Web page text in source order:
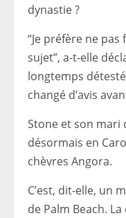
dynastie ?
“Je préfère ne
sujet”, a-t-elle
longtemps
changé d’avis
Stone et son mari
désormais en
chèvres Angora.
C’est, dit-elle, un
de Palm Beach.